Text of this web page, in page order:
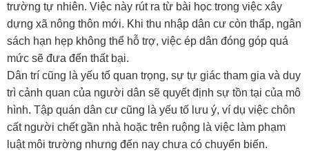
trường tự nhiên. Việc này rút ra từ bài học trong việc xây
dựng xã nông thôn mới. Khi thu nhập dân cư còn thấp, ngân
sách hạn hẹp không thể hỗ trợ, việc ép dân đóng góp quá
mức sẽ đưa đến thất bại.
Dân trí cũng là yếu tố quan trọng, sự tự giác tham gia và duy
trì cảnh quan của người dân sẽ quyết định sự tồn tại của mô
hình. Tập quán dân cư cũng là yếu tố lưu ý, ví dụ việc chôn
cất người chết gần nhà hoặc trên ruộng là việc làm phạm
luật môi trường nhưng đến nay chưa có chuyển biến.